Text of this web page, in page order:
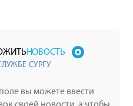
НОВОСТЬ
СУРГУ